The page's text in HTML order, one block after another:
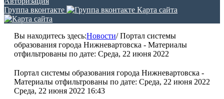
Группа вконтакте
Карта сайта
Вы находитесь здесь:Новости/Портал системы
образования города Нижневартовска - Материалы
отфильтрованы по дате: Среда, 22 июня 2022
Портал системы образования города Нижневартовска -
Материалы отфильтрованы по дате: Среда, 22 июня 2022
Среда, 22 июня 2022 16:43